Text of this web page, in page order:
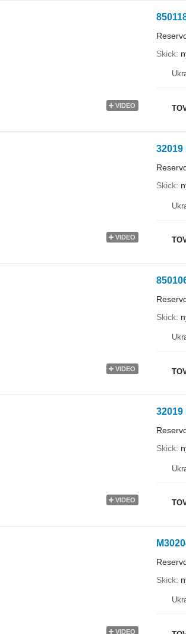
VIDEO
Skick
VIDEO
Skick
VIDEO
Skick
VIDEO
Skick
VIDEO
Skick